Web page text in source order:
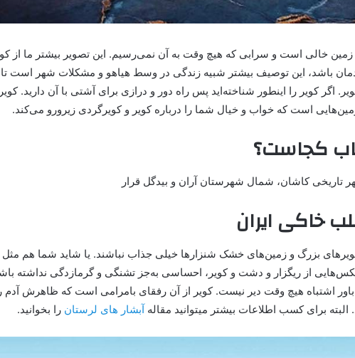
خالی است و سرابی که هیچ وقت به آن نمی‌رسیم. این تصویر بیشتر ما از
باشد، این توصیف بیشتر شبیه زندگی در وسط هیاهو و مشکلات شهر است تا
اگر کویر را اینطور شناخته‌اید پس راه دور و درازی برای آشتی با آن دارید. کویر
است که خواب و خیال شما را درباره کویر و کویرگردی زیرورو می‌کند.
کجاست؟
تاریخی کاشان، شمال شهرستان آران و بیدگل قرار
خاکی ایران
بزرگ و زمین‌های خشک شنزارها خیلی جذاب نباشند. یا شاید شما هم
از ریگزار و دشت و کویر، احساسی به‌جز تشنگی و گرمازدگی نداشته
باور اشتباه هیچ وقت دیر نیست. کویر از آن رفقای بامرامی است که ظاهرش آدم
البته برای کسب اطلاعات بیشتر میتوانید مقالهآبشار های لرستانرا بخوانید.